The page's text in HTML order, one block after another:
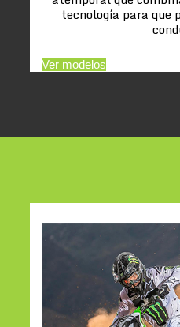
tecnología para que
Ver modelos